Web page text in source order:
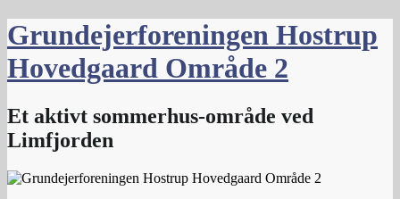
Skip
to
content
Grundejerforeningen Hostrup
Hovedgaard Område 2
Et aktivt sommerhus-område ved
Limfjorden